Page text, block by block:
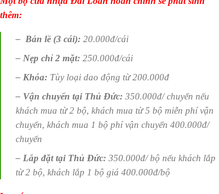
thêm:
– Bản lề (3 cái): 20.000đ/cái
– Nẹp chỉ 2 mặt: 250.000đ/cái
– Khóa: Tùy loại dao động từ 200.000đ
– Vận chuyển tại Thủ Đức: 350.000đ/ chuyển nếu
khách mua từ 2 bộ, khách mua từ 5 bộ miễn phí vận
chuyển, khách mua 1 bộ phí vận chuyển 400.000đ/
chuyến
– Lắp đặt tại Thủ Đức: 350.000đ/ bộ nếu khách lắp
từ 2 bộ, khách lắp 1 bộ giá 400.000đ/bộ